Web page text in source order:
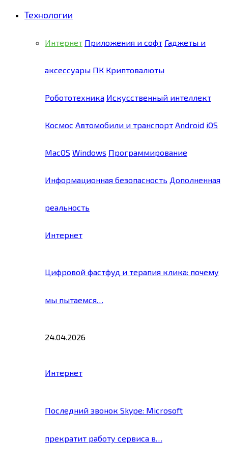
Технологии
Интернет Приложения и софт Гаджеты и
аксессуары ПК Криптовалюты
Робототехника Искусственный интеллект
Космос Автомобили и транспорт Android iOS
MacOS Windows Программирование
Информационная безопасность Дополненная
реальность
Интернет
Цифровой фастфуд и терапия клика: почему
мы пытаемся…
24.04.2026
Интернет
Последний звонок Skype: Microsoft
прекратит работу сервиса в…